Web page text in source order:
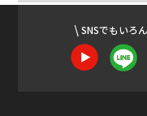
SNSでもいろ